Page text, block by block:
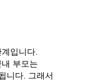
입니다.
부모는
니다. 그래서